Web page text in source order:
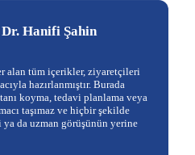
Hanifi Şahin
alan tüm içerikler, ziyaretçileri
hazırlanmıştır. Burada
koyma, tedavi planlama veya
taşımaz ve hiçbir şekilde
ya da uzman görüşünün yerine